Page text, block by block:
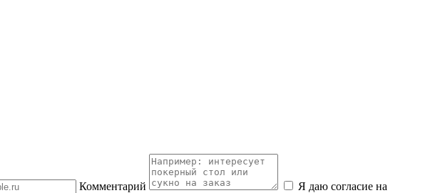
Комментарий
Я даю согласие на